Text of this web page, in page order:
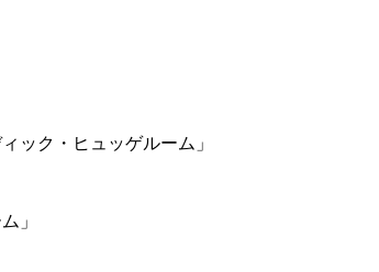
ック・ヒュッゲルーム」
」